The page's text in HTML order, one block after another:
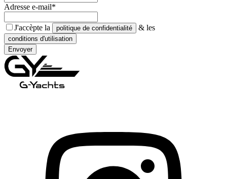
Adresse e-mail*
J'accèpte la politique de confidentialité & les
conditions d'utilisation
Envoyer